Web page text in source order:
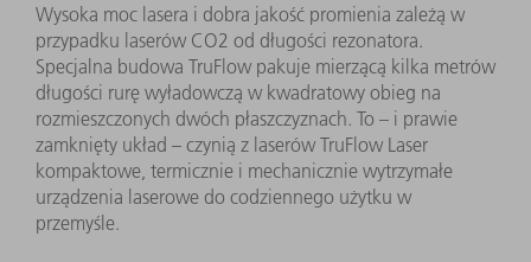
Wysoka moc lasera i dobra jakość promienia zależą w
przypadku laserów CO2 od długości rezonatora.
Specjalna budowa TruFlow pakuje mierzącą kilka metrów
długości rurę wyładowczą w kwadratowy obieg na
rozmieszczonych dwóch płaszczyznach. To – i prawie
zamknięty układ – czynią z laserów TruFlow Laser
kompaktowe, termicznie i mechanicznie wytrzymałe
urządzenia laserowe do codziennego użytku w
przemyśle.